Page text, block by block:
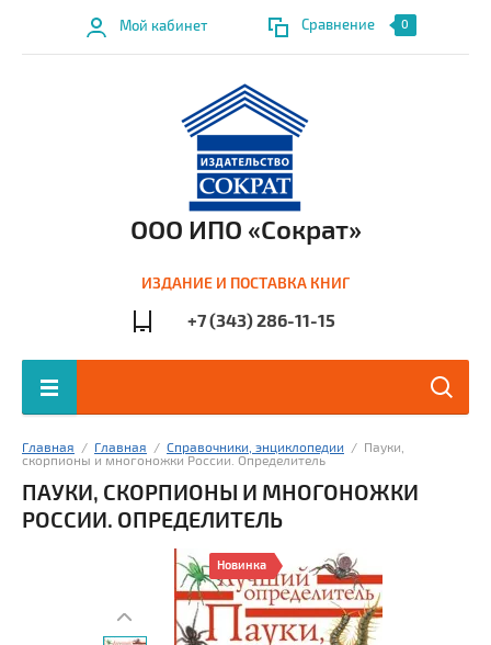
Мой кабинет Сравнение 0
ООО ИПО «Сократ»
ИЗДАНИЕ И ПОСТАВКА КНИГ
+7 (343) 286-11-15
Главная
  /
Главная
  /
Справочники, энциклопедии
  /  Пауки,
скорпионы и многоножки России. Определитель
ПАУКИ, СКОРПИОНЫ И МНОГОНОЖКИ
РОССИИ. ОПРЕДЕЛИТЕЛЬ
Новинка